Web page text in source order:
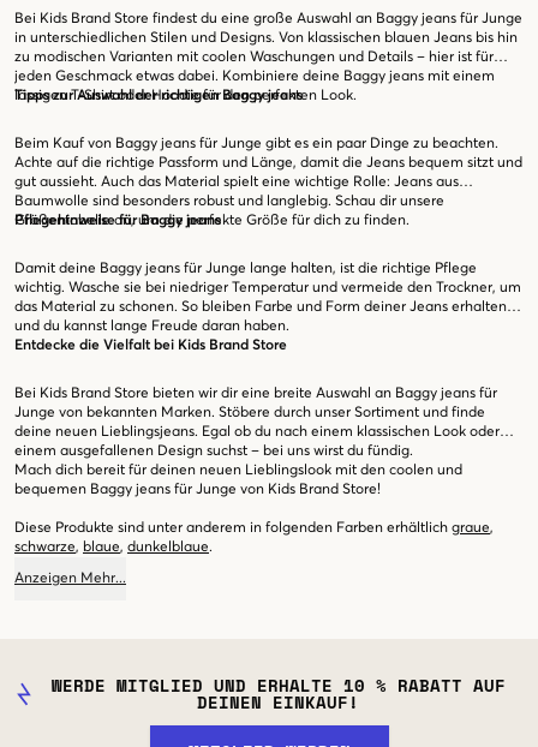
Bei Kids Brand Store findest du eine große Auswahl an Baggy jeans für Junge
in unterschiedlichen Stilen und Designs. Von klassischen blauen Jeans bis hin
zu modischen Varianten mit coolen Waschungen und Details – hier ist für
jeden Geschmack etwas dabei. Kombiniere deine Baggy jeans mit einem
lässigen T-Shirt oder Hoodie für den perfekten Look.
Tipps zur Auswahl der richtigen Baggy jeans
Beim Kauf von Baggy jeans für Junge gibt es ein paar Dinge zu beachten.
Achte auf die richtige Passform und Länge, damit die Jeans bequem sitzt und
gut aussieht. Auch das Material spielt eine wichtige Rolle: Jeans aus
Baumwolle sind besonders robust und langlebig. Schau dir unsere
Größentabelle an, um die perfekte Größe für dich zu finden.
Pflegehinweise für Baggy jeans
Damit deine Baggy jeans für Junge lange halten, ist die richtige Pflege
wichtig. Wasche sie bei niedriger Temperatur und vermeide den Trockner, um
das Material zu schonen. So bleiben Farbe und Form deiner Jeans erhalten,
und du kannst lange Freude daran haben.
Entdecke die Vielfalt bei Kids Brand Store
Bei Kids Brand Store bieten wir dir eine breite Auswahl an Baggy jeans für
Junge von bekannten Marken. Stöbere durch unser Sortiment und finde
deine neuen Lieblingsjeans. Egal ob du nach einem klassischen Look oder
einem ausgefallenen Design suchst – bei uns wirst du fündig.
Mach dich bereit für deinen neuen Lieblingslook mit den coolen und
bequemen Baggy jeans für Junge von Kids Brand Store!
Diese Produkte sind unter anderem in folgenden Farben erhältlich graue,
schwarze, blaue, dunkelblaue.
Anzeigen Mehr...
WERDE MITGLIED UND ERHALTE 10 % RABATT AUF
DEINEN EINKAUF!